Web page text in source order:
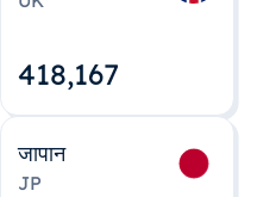
418,167
जापान
JP